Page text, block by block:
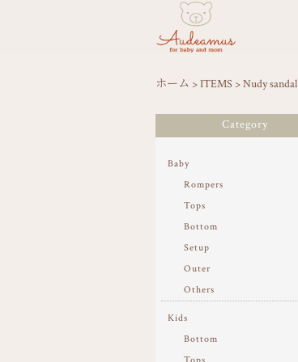
ホーム >ITEMS >Nudy sandal
Category
Baby
Rompers
Tops
Bottom
Setup
Outer
Others
Kids
Bottom